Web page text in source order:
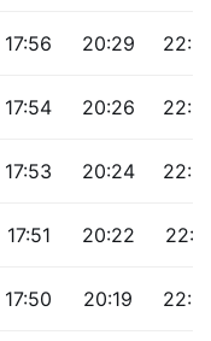
17:56 20:29
17:54 20:26
17:53 20:24
17:51 20:22
17:50 20:19